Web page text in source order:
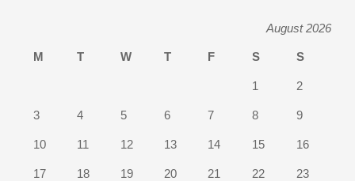
August 2026
M T W T F S S
1 2
3 4 5 6 7 8 9
10 11 12 13 14 15 16
17 18 19 20 21 22 23